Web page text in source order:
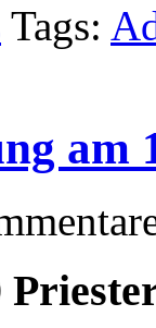
Tags:
am